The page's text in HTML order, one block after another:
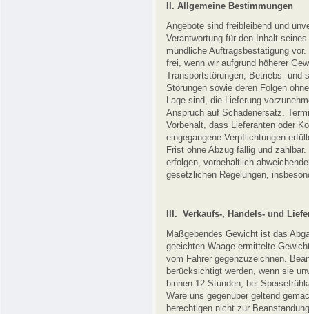
II. Allgemeine Bestimmungen
Angebote sind freibleibend und
Verantwortung für den Inhalt
mündliche Auftragsbestätigung
frei, wenn wir aufgrund höherer
Transportstörungen, Betriebs- und
Störungen sowie deren Folgen
Lage sind, die Lieferung
Anspruch auf Schadenersatz.
Vorbehalt, dass Lieferanten oder
eingegangene Verpflichtungen
Frist ohne Abzug fällig und
erfolgen, vorbehaltlich
gesetzlichen Regelungen,
III. Verkaufs-, Handels- und
Maßgebendes Gewicht ist das
geeichten Waage ermittelte
vom Fahrer gegenzuzeichnen.
berücksichtigt werden, wenn sie
binnen 12 Stunden, bei
Ware uns gegenüber geltend
berechtigen nicht zur